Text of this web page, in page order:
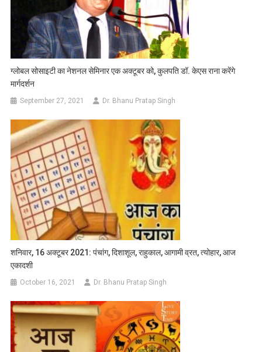
ग्लोबल सोसाइटी का नेशनल सेमिनार एक अक्टूबर को, कुलपति डॉ. केएस राना करेंगे
मार्गदर्शन
September 27, 2021 Dr. Bhanu Pratap Singh
शनिवार, 16 अक्टूबर 2021: पंचांग, दिशाशूल, राहुकाल, आगामी व्रत, त्योहार, आज
एकादशी
October 16, 2021 Dr. Bhanu Pratap Singh